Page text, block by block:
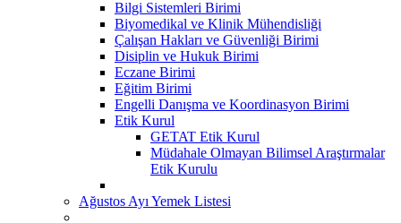
Bilgi Sistemleri Birimi
Biyomedikal ve Klinik Mühendisliği
Çalışan Hakları ve Güvenliği Birimi
Disiplin ve Hukuk Birimi
Eczane Birimi
Eğitim Birimi
Engelli Danışma ve Koordinasyon Birimi
Etik Kurul
GETAT Etik Kurul
Müdahale Olmayan Bilimsel Araştırmalar
Etik Kurulu
Ağustos Ayı Yemek Listesi